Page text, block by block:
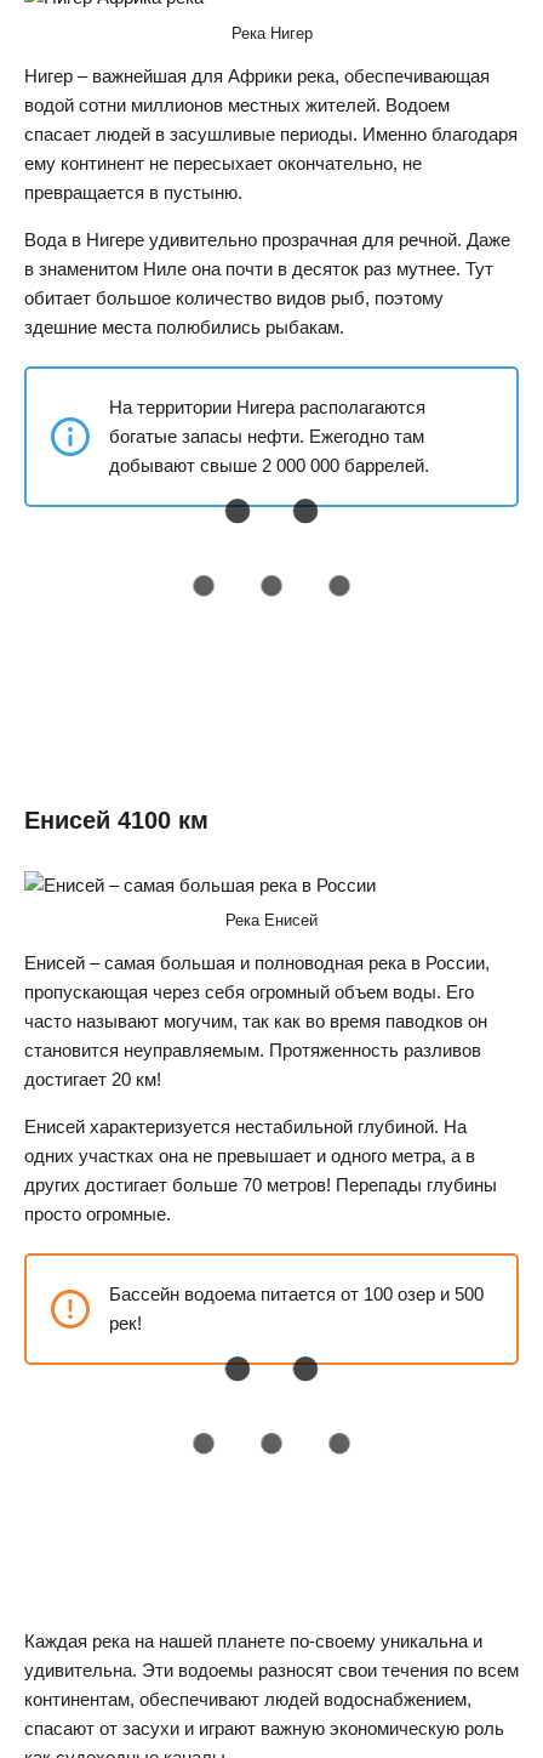
Река Нигер
Нигер – важнейшая для Африки река, обеспечивающая
водой сотни миллионов местных жителей. Водоем
спасает людей в засушливые периоды. Именно благодаря
ему континент не пересыхает окончательно, не
превращается в пустыню.
Вода в Нигере удивительно прозрачная для речной. Даже
в знаменитом Ниле она почти в десяток раз мутнее. Тут
обитает большое количество видов рыб, поэтому
здешние места полюбились рыбакам.
На территории Нигера располагаются
богатые запасы нефти. Ежегодно там
добывают свыше 2 000 000 баррелей.
Енисей 4100 км
Река Енисей
Енисей – самая большая и полноводная река в России,
пропускающая через себя огромный объем воды. Его
часто называют могучим, так как во время паводков он
становится неуправляемым. Протяженность разливов
достигает 20 км!
Енисей характеризуется нестабильной глубиной. На
одних участках она не превышает и одного метра, а в
других достигает больше 70 метров! Перепады глубины
просто огромные.
Бассейн водоема питается от 100 озер и 500
рек!
Каждая река на нашей планете по-своему уникальна и
удивительна. Эти водоемы разносят свои течения по всем
континентам, обеспечивают людей водоснабжением,
спасают от засухи и играют важную экономическую роль